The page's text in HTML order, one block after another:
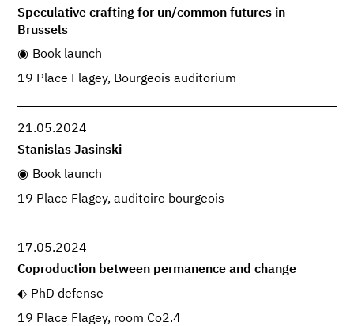
Speculative crafting for un/common futures in
Brussels
Book launch
19 Place Flagey, Bourgeois auditorium
21.05.2024
Stanislas Jasinski
Book launch
19 Place Flagey, auditoire bourgeois
17.05.2024
Coproduction between permanence and change
PhD defense
19 Place Flagey, room Co2.4